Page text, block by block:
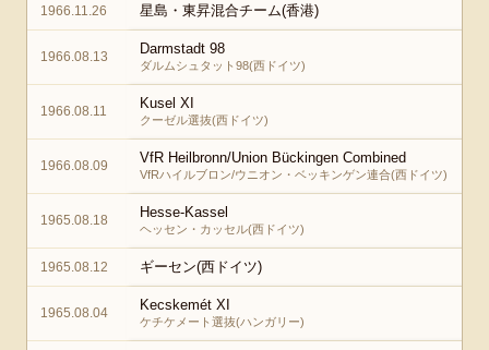
1966.11.26 星島・東昇混合チーム(香港)
1966.08.13 Darmstadt 98
ダルムシュタット98(西ドイツ)
1966.08.11 Kusel XI
クーゼル選抜(西ドイツ)
1966.08.09 VfR Heilbronn/Union Bückingen Combined
VfRハイルブロン/ウニオン・ベッキンゲン連合(西ドイツ)
1965.08.18 Hesse-Kassel
ヘッセン・カッセル(西ドイツ)
1965.08.12 ギーセン(西ドイツ)
1965.08.04 Kecskemét XI
ケチケメート選抜(ハンガリー)